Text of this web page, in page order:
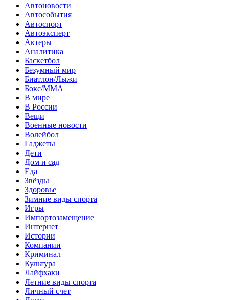
Автоновости
Автособытия
Автоспорт
Автоэксперт
Актеры
Аналитика
Баскетбол
Безумный мир
Биатлон/Лыжи
Бокс/MMA
В мире
В России
Вещи
Военные новости
Волейбол
Гаджеты
Дети
Дом и сад
Еда
Звёзды
Здоровье
Зимние виды спорта
Игры
Импортозамещение
Интернет
Истории
Компании
Криминал
Культура
Лайфхаки
Летние виды спорта
Личный счет